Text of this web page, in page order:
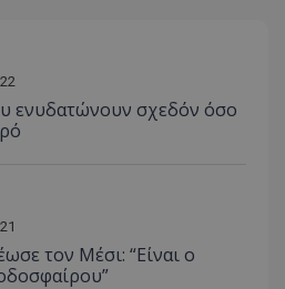
ενυδατώνουν σχεδόν όσο
τον Μέσι: “Είναι ο